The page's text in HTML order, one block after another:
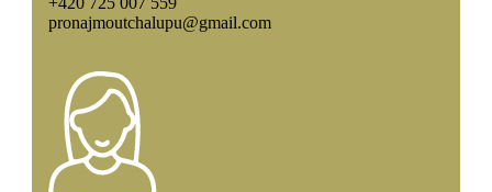
pronajmoutchalupu@gmail.com